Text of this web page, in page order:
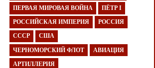
ПЕРВАЯ МИРОВАЯ ВОЙНА ПЁТР I
РОССИЙСКАЯ ИМПЕРИЯ РОССИЯ
СССР США
ЧЕРНОМОРСКИЙ ФЛОТ АВИАЦИЯ
АРТИЛЛЕРИЯ